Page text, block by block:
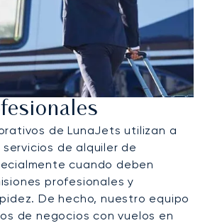
de LunaJets utilizan a
de alquiler de
cuando deben
profesionales y
De hecho, nuestro equipo
de negocios con vuelos en